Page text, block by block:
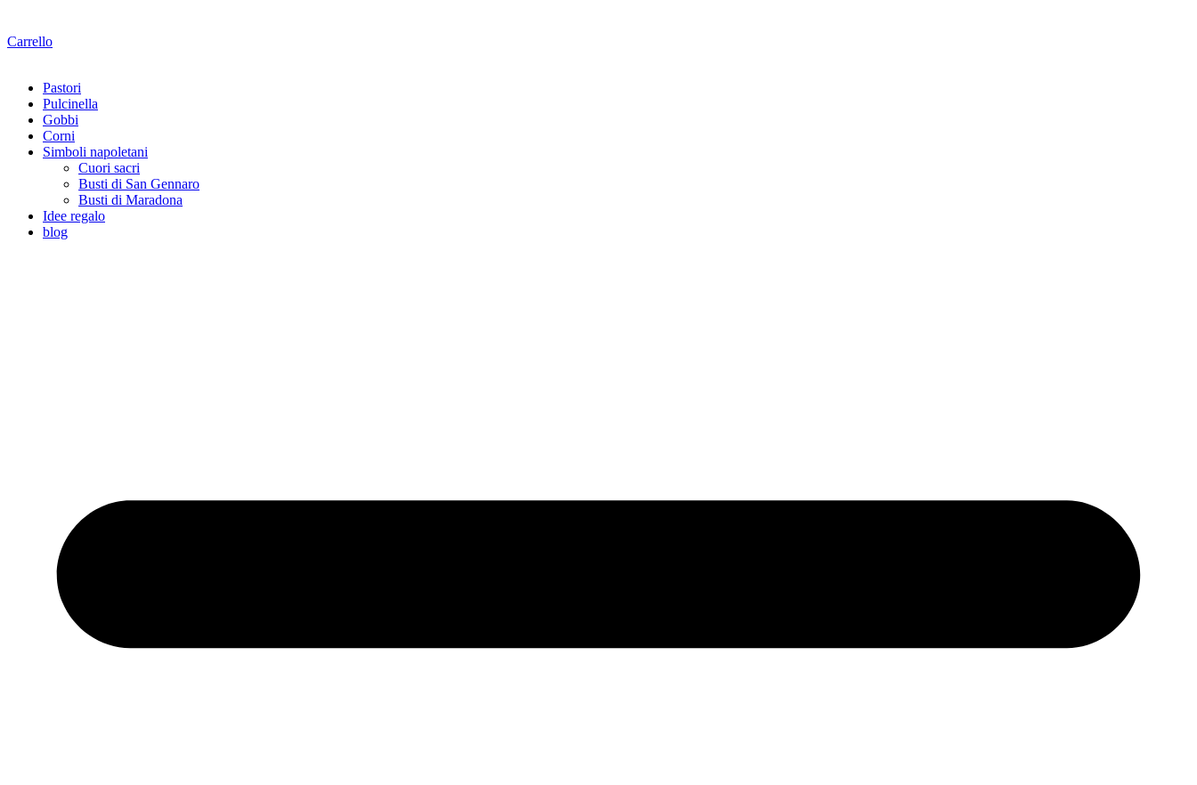
Carrello
Pastori
Pulcinella
Gobbi
Corni
Simboli napoletani
Cuori sacri
Busti di San Gennaro
Busti di Maradona
Idee regalo
blog